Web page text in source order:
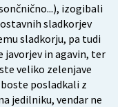
izogibali
sladkorjev
sladkorju, pa tudi
in agavin, ter
veliko zelenjave
boste posladkali z
jedilniku, vendar ne